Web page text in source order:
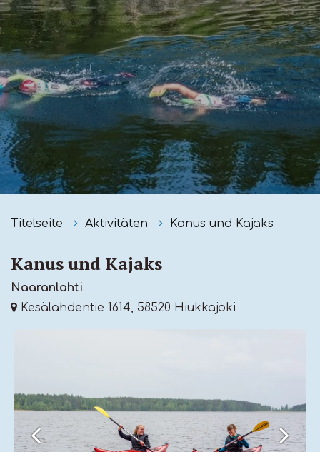
Titelseite Aktivitäten Kanus und Kajaks
Kanus und Kajaks
Naaranlahti
Kesälahdentie 1614, 58520 Hiukkajoki